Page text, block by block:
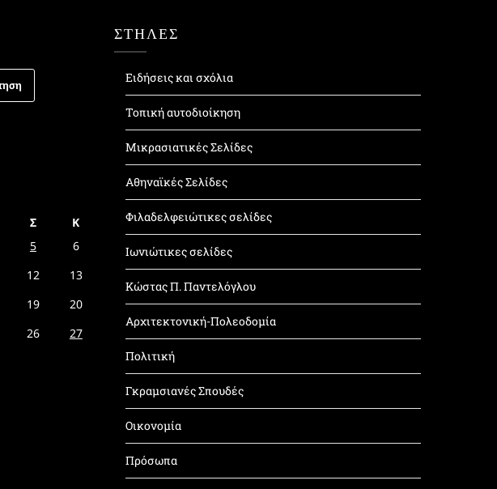
Σ
Κ
5
6
12
13
19
20
26
27
ΣΤΗΛΕΣ
Ειδήσεις και σχόλια
Τοπική αυτοδιοίκηση
Μικρασιατικές Σελίδες
Αθηναϊκές Σελίδες
Φιλαδελφειώτικες σελίδες
Ιωνιώτικες σελίδες
Κώστας Π. Παντελόγλου
Αρχιτεκτονική-Πολεοδομία
Πολιτική
Γκραμσιανές Σπουδές
Οικονομία
Πρόσωπα